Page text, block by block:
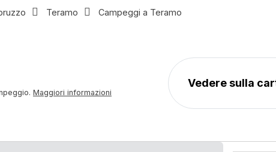
Teramo Campeggi a Teramo
Maggiori informazioni